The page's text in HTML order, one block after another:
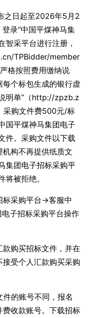
之日起至2026年5月2
录“中国平煤神马集
智采平台进行注册，
TPBidder/member
格按照费用缴纳说
个标包生成的银行虚
明单”（http://zpzb.z
购文件费500元/标
国平煤神马集团电子
件。采购文件以下载
构不再提供纸质文
集团电子招标采购平
将被拒绝。
采购平台->客服中
子招标采购平台操作
购买招标文件，并在
受个人汇款购买采购
的账号不同，报名
收款账号。下载招标